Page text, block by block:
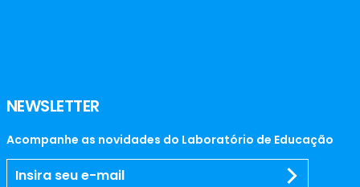
NEWSLETTER
Acompanhe as novidades do Laboratório de Educação